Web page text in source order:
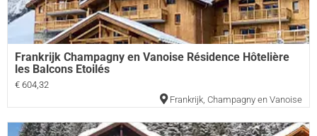
Frankrijk Champagny en Vanoise Résidence Hôtelière
les Balcons Etoilés
€ 604,32
Frankrijk Champagny en Vanoise